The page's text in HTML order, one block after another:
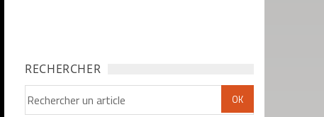
RECHERCHER